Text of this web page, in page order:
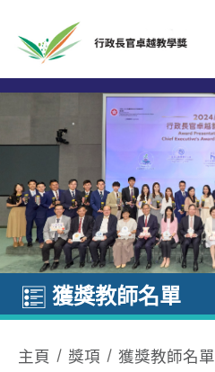
獲獎教師名單
主頁 獎項 獲獎教師名單